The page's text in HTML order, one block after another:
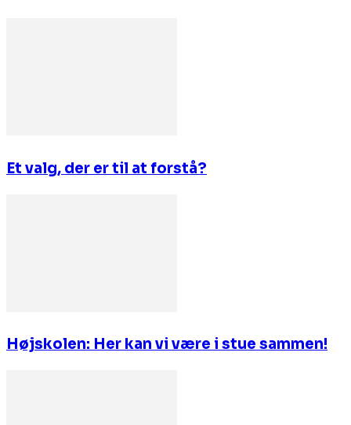
Et valg, der er til at forstå?
Højskolen: Her kan vi være i stue sammen!